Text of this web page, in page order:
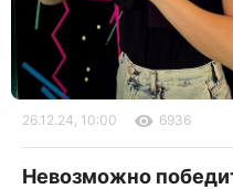
26.12.24, 10:00 6936
Невозможно